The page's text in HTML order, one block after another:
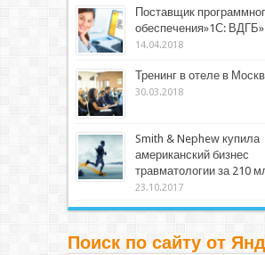
Поставщик
обеспечения»1С: ВДГБ»
14.04.2018
Тренинг в отеле в
30.03.2018
Smith & Nephew купила
американский бизнес
травматологии за 210
23.10.2017
Поиск по сайту от